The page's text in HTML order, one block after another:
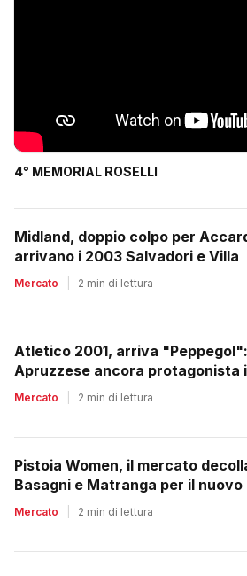
4° MEMORIAL ROSELLI
Midland, doppio colpo per
arrivano i 2003 Salvadori e Villa
Mercato 2 min di lettura
Atletico 2001, arriva "Peppegol":
Apruzzese ancora protagonista
Mercato 2 min di lettura
Pistoia Women, il mercato
Basagni e Matranga per il
Nico Lami
Mercato 2 min di lettura